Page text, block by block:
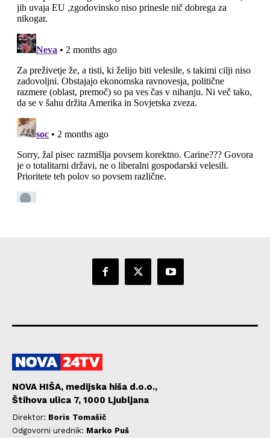
NOVA HIŠA, medijska hiša d.o.o.,
Štihova ulica 7, 1000 Ljubljana
Direktor: Boris Tomašič
Odgovorni urednik: Marko Puš